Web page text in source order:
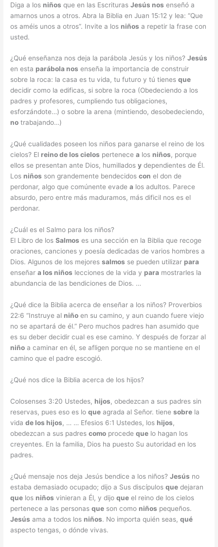
Diga a los niños que en las EscriturasJesús nos enseñó a
amarnos unos a otros. Abra la Biblia en Juan 15:12 y lea: “Que
os améis unos a otros”. Invite a los niños a repetir la frase con
usted.
¿Qué enseñanza nos deja la parábola Jesús y los niños?Jesús
en esta parábola nos enseña la importancia de construir
sobre la roca: la casa es tu vida, tu futuro y tú tienesque
decidir como la edificas, si sobre la roca (Obedeciendo a los
padres y profesores, cumpliendo tus obligaciones,
esforzándote…) o sobre la arena (mintiendo, desobedeciendo,
no trabajando…)
¿Qué cualidades poseen los niños para ganarse el reino de los
cielos? El reino de los cielos pertenecea los niños, porque
ellos se presentan ante Dios, humilladosy dependientes de Él.
Los niños son grandemente bendecidoscon el don de
perdonar, algo que comúnente evadea los adultos. Parece
absurdo, pero entre más maduramos, más dificil nos es el
perdonar.
¿Cuál es el Salmo para los niños?
El Libro de losSalmos es una sección en la Biblia que recoge
oraciones, canciones y poesía dedicadas de varios hombres a
Dios. Algunos de los mejoressalmos se pueden utilizar para
enseñara los niños lecciones de la vida y para mostrarles la
abundancia de las bendiciones de Dios. …
¿Qué dice la Biblia acerca de enseñar a los niños? Proverbios
22:6 “Instruye al niño en su camino, y aun cuando fuere viejo
no se apartará de él.” Pero muchos padres han asumido que
es su deber decidir cual es ese camino. Y después de forzar al
niño a caminar en él, se afligen porque no se mantiene en el
camino que el padre escogió.
¿Qué nos dice la Biblia acerca de los hijos?
Colosenses 3:20 Ustedes, hijos, obedezcan a sus padres sin
reservas, pues eso es loque agrada al Señor. tienesobre la
vidade los hijos, … … Efesios 6:1 Ustedes, los hijos,
obedezcan a sus padrescomo procedeque lo hagan los
creyentes. En la familia, Dios ha puesto Su autoridad en los
padres.
¿Qué mensaje nos deja Jesús bendice a los niños?Jesús no
estaba demasiado ocupado; dijo a Sus discípulosque dejaran
que los niños vinieran a Él, y dijoque el reino de los cielos
pertenece a las personasque son como niños pequeños.
Jesús ama a todos los niños. No importa quién seas,qué
aspecto tengas, o dónde vivas.